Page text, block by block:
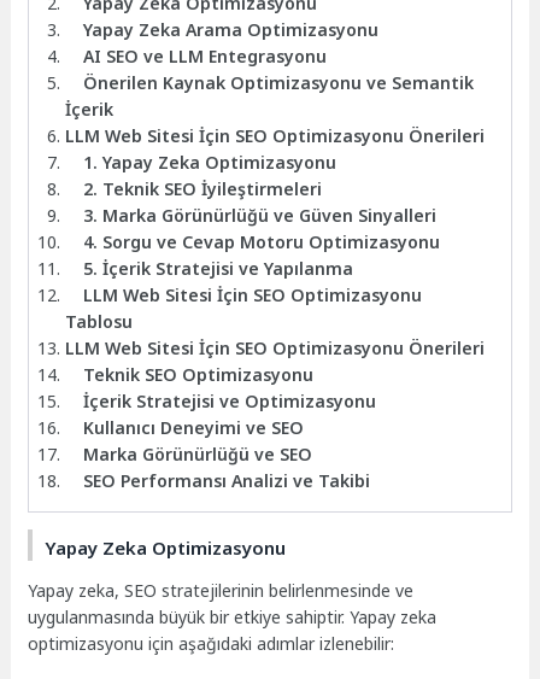
Yapay Zeka Arama Optimizasyonu
AI SEO ve LLM Entegrasyonu
Önerilen Kaynak Optimizasyonu ve Semantik
İçerik
LLM Web Sitesi İçin SEO Optimizasyonu Önerileri
1. Yapay Zeka Optimizasyonu
2. Teknik SEO İyileştirmeleri
3. Marka Görünürlüğü ve Güven Sinyalleri
4. Sorgu ve Cevap Motoru Optimizasyonu
5. İçerik Stratejisi ve Yapılanma
LLM Web Sitesi İçin SEO Optimizasyonu
Tablosu
LLM Web Sitesi İçin SEO Optimizasyonu Önerileri
Teknik SEO Optimizasyonu
İçerik Stratejisi ve Optimizasyonu
Kullanıcı Deneyimi ve SEO
Marka Görünürlüğü ve SEO
SEO Performansı Analizi ve Takibi
Yapay Zeka Optimizasyonu
Yapay zeka, SEO stratejilerinin belirlenmesinde ve
uygulanmasında büyük bir etkiye sahiptir. Yapay zeka
optimizasyonu için aşağıdaki adımlar izlenebilir: